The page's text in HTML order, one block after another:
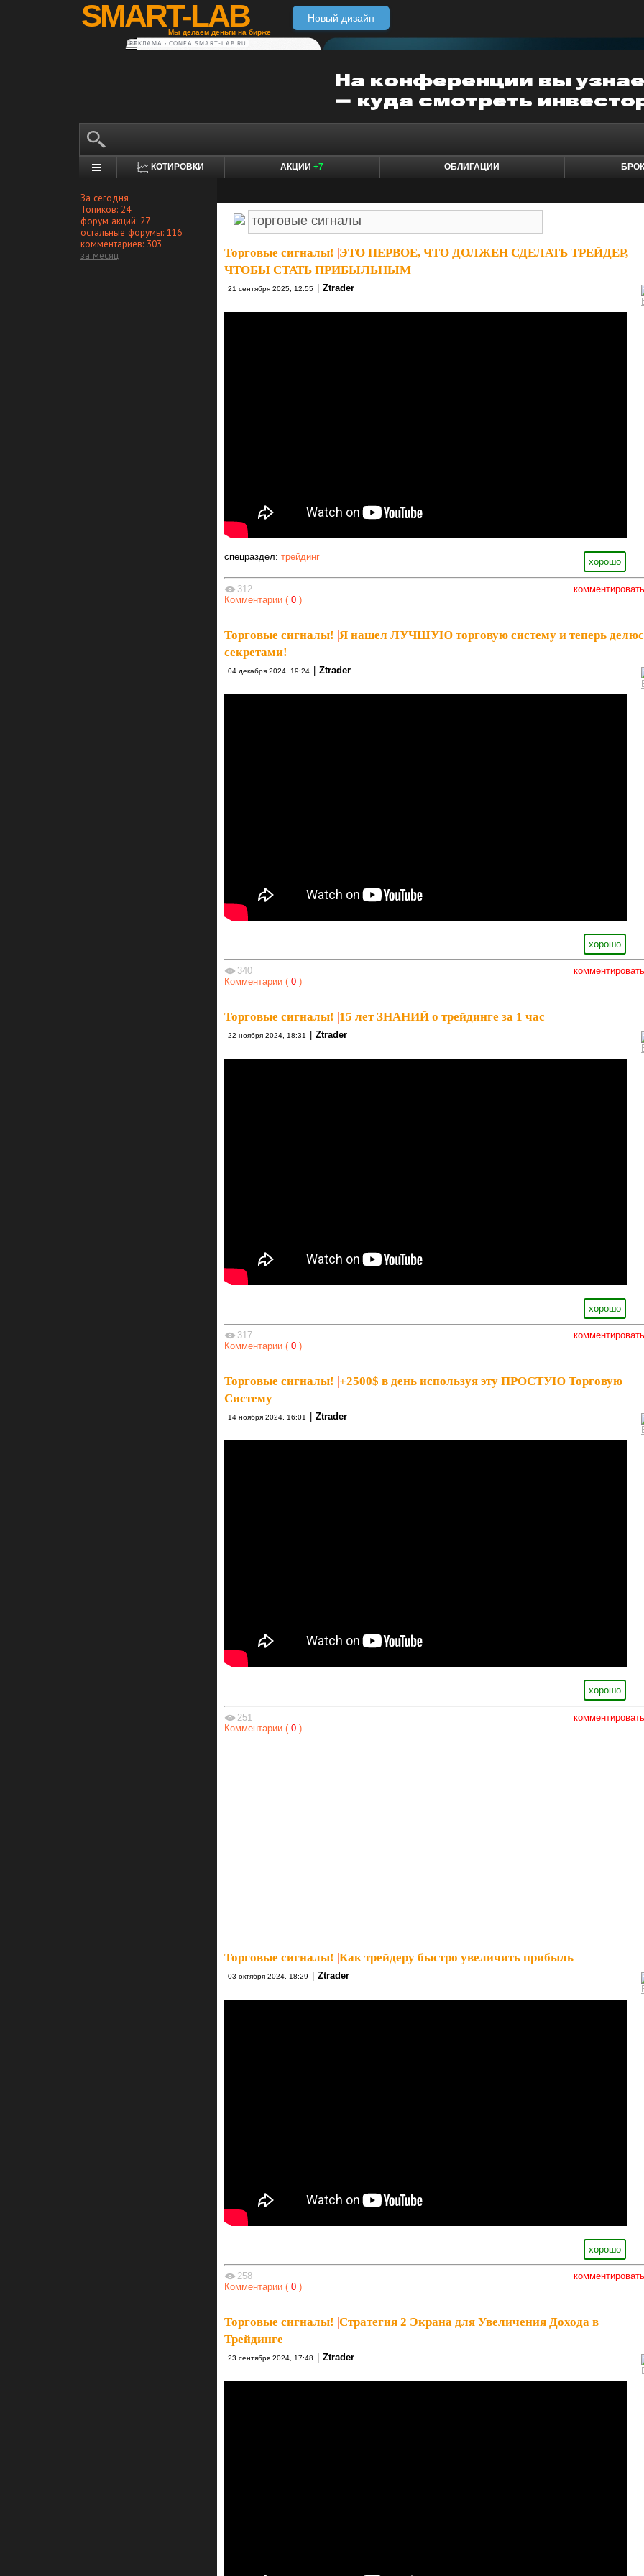
SMART-LAB
Мы делаем деньги на бирже
Новый дизайн
РЕКЛАМА • CONFA.SMART-LAB.RU
КОТИРОВКИ АКЦИИ +7 ОБЛИГАЦИИ
За сегодня
Топиков: 24
форум акций: 27
остальные форумы: 116
комментариев: 303
за месяц
Торговые сигналы! ЭТО ПЕРВОЕ, ЧТО ДОЛЖЕН СДЕЛАТЬ ТРЕЙДЕР,
ЧТОБЫ СТАТЬ ПРИБЫЛЬНЫМ
21 сентября 2025, 12:55 Ztrader
хорошо
спецраздел: трейдинг
комментировать
312
Комментарии ( 0 )
Торговые сигналы! |Я нашел ЛУЧШУЮ торговую систему и теперь
секретами!
04 декабря 2024, 19:24 | Ztrader
хорошо
комментировать
340
Комментарии ( 0 )
Торговые сигналы! |15 лет ЗНАНИЙ о трейдинге за 1 час
22 ноября 2024, 18:31 Ztrader
хорошо
комментировать
317
Комментарии ( 0 )
Торговые сигналы! +2500$ в день используя эту ПРОСТУЮ Торговую
Систему
14 ноября 2024, 16:01 Ztrader
хорошо
комментировать
251
Комментарии ( 0 )
Торговые сигналы! |Как трейдеру быстро увеличить прибыль
03 октября 2024, 18:29 | Ztrader
хорошо
комментировать
258
Комментарии ( 0 )
Торговые сигналы! |Стратегия 2 Экрана для Увеличения Дохода в
Трейдинге
23 сентября 2024, 17:48 Ztrader